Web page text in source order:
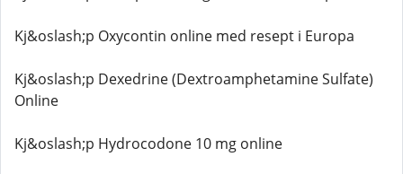
Kj&oslash;p Oxycontin online med resept i Europa
Kj&oslash;p Dexedrine (Dextroamphetamine Sulfate)
Online
Kj&oslash;p Hydrocodone 10 mg online